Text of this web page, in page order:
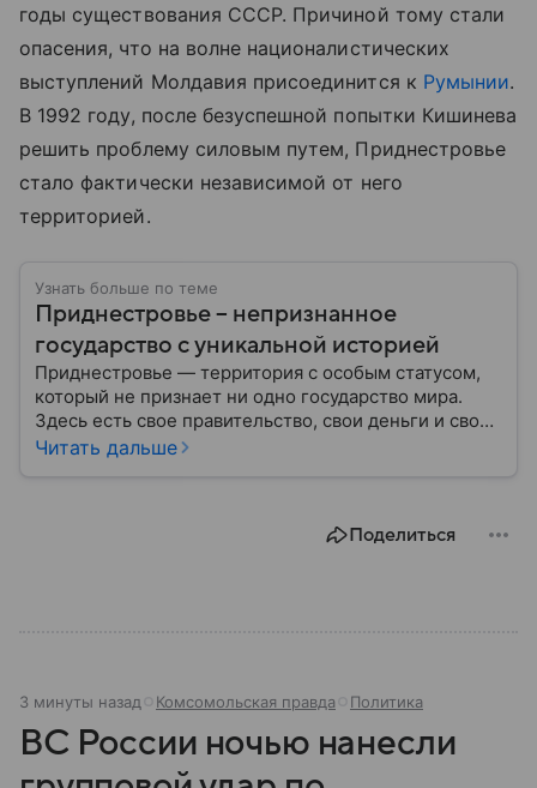
годы существования СССР. Причиной тому стали
опасения, что на волне националистических
выступлений Молдавия присоединится к Румынии.
В 1992 году, после безуспешной попытки Кишинева
решить проблему силовым путем, Приднестровье
стало фактически независимой от него
территорией.
Узнать больше по теме
Приднестровье – непризнанное
государство с уникальной историей
Приднестровье — территория с особым статусом,
который не признает ни одно государство мира.
Здесь есть свое правительство, свои деньги и свои
законы, но на международной карте такая страна
находится этот уникальный анклав, почему его
Читать дальше
Поделиться
3 минуты назад Комсомольская правда Политика
ВС России ночью нанесли